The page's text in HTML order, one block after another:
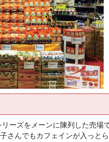
ーズをメーンに陳列した売場
んでもカフェインが入っとら